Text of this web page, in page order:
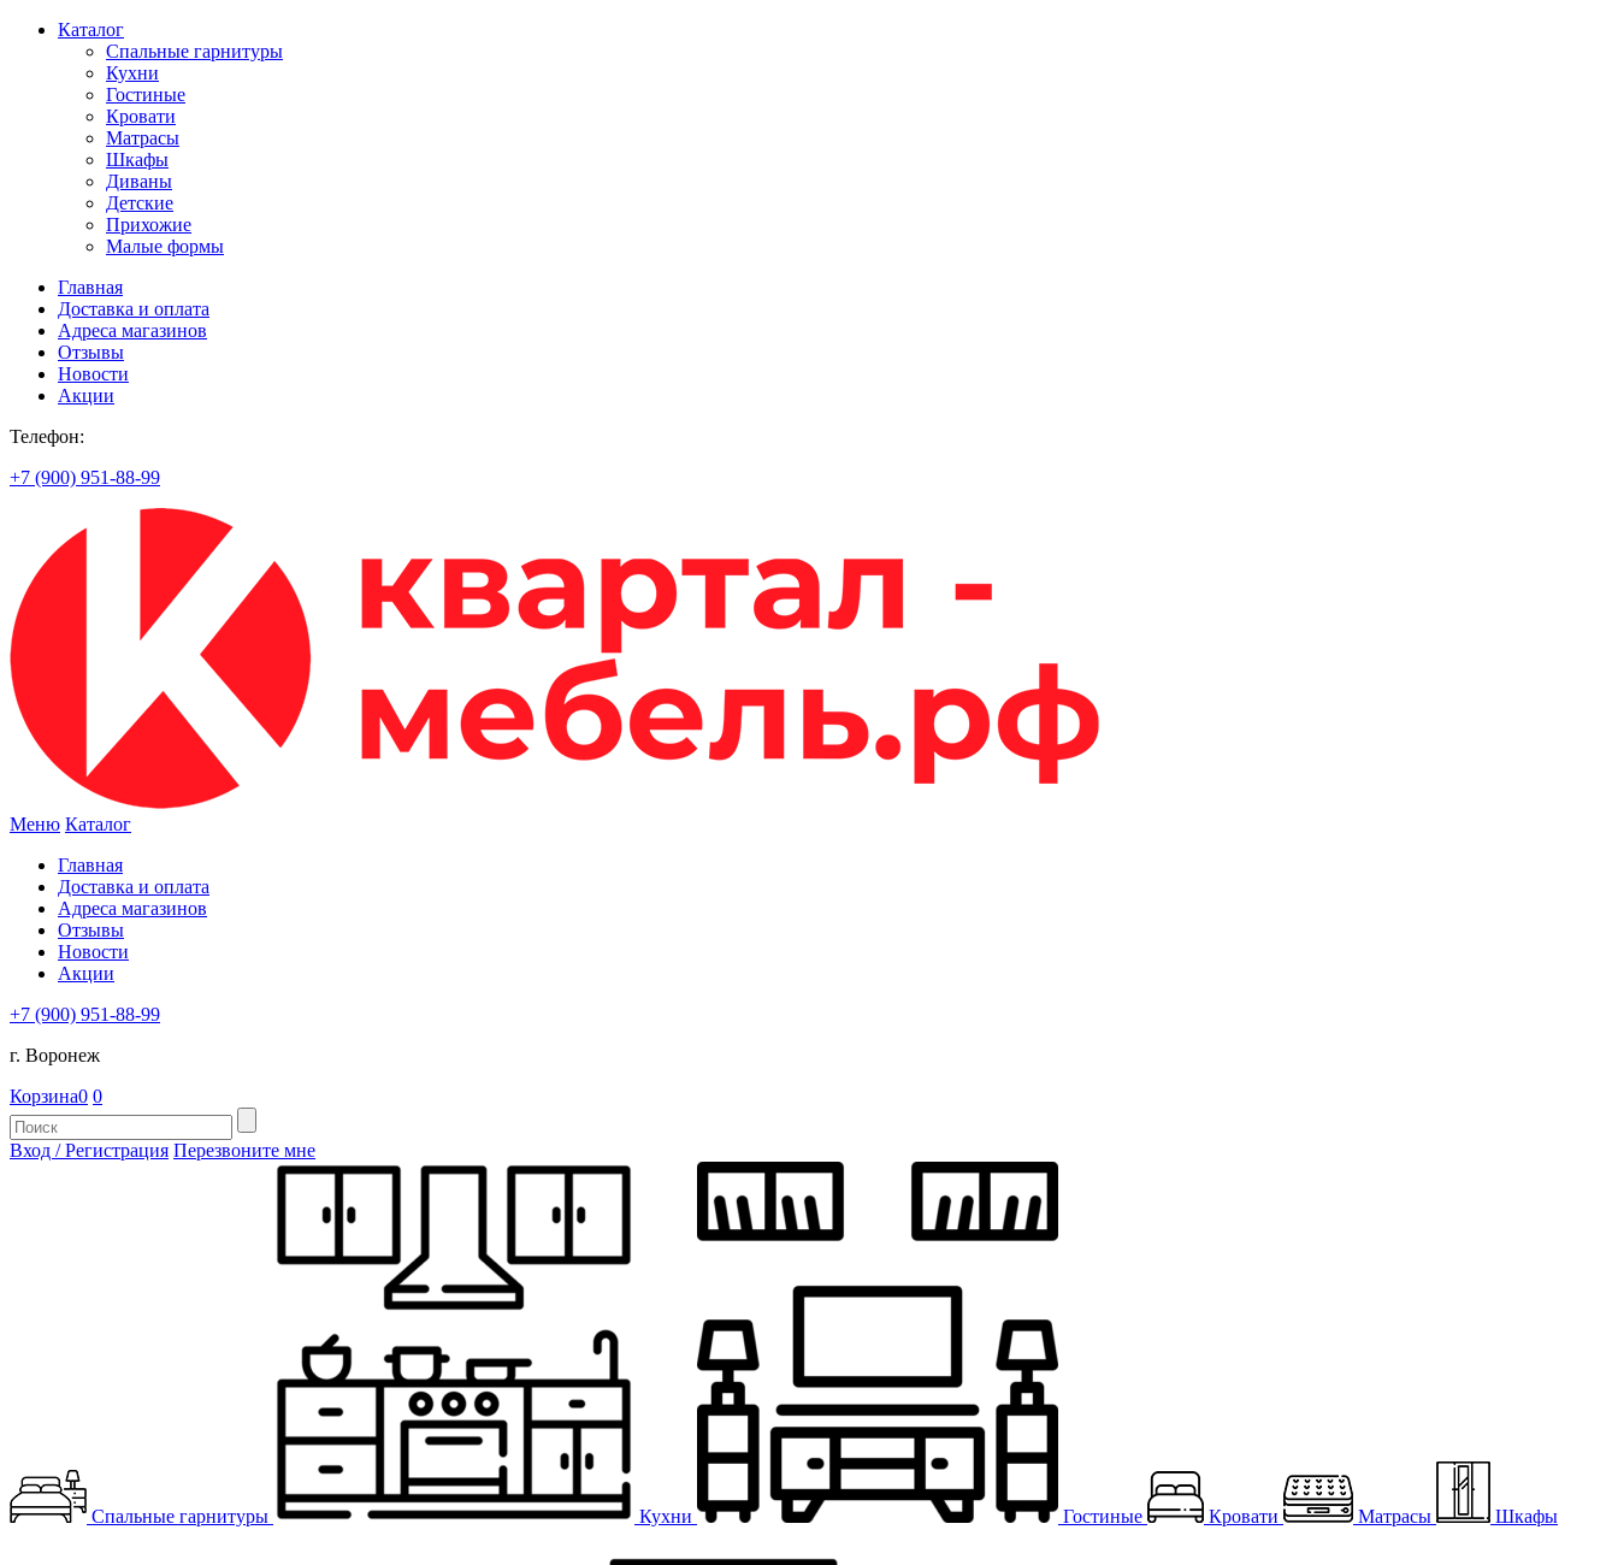
Каталог
Спальные гарнитуры
Кухни
Гостиные
Кровати
Матрасы
Шкафы
Диваны
Детские
Прихожие
Малые формы
Главная
Доставка и оплата
Адреса магазинов
Отзывы
Новости
Акции
Телефон:
+7 (900) 951-88-99
Меню Каталог
Главная
Доставка и оплата
Адреса магазинов
Отзывы
Новости
Акции
+7 (900) 951-88-99
г. Воронеж
Корзина0 0
Вход / Регистрация Перезвоните мне
Спальные гарнитуры Кухни Гостиные Кровати Матрасы Шкафы